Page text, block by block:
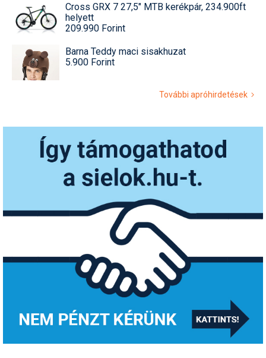
Cross GRX 7 27,5" MTB kerékpár, 234.900ft
helyett
209.990 Forint
Barna Teddy maci sisakhuzat
5.900 Forint
További apróhirdetések